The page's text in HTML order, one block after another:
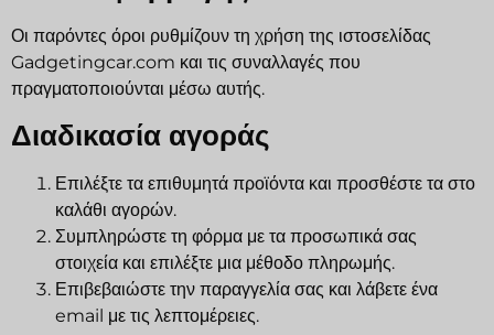
Οι παρόντες όροι ρυθμίζουν τη χρήση της ιστοσελίδας
Gadgetingcar.com και τις συναλλαγές που
πραγματοποιούνται μέσω αυτής.
Διαδικασία αγοράς
Επιλέξτε τα επιθυμητά προϊόντα και προσθέστε τα στο
καλάθι αγορών.
Συμπληρώστε τη φόρμα με τα προσωπικά σας
στοιχεία και επιλέξτε μια μέθοδο πληρωμής.
Επιβεβαιώστε την παραγγελία σας και λάβετε ένα
email με τις λεπτομέρειες.